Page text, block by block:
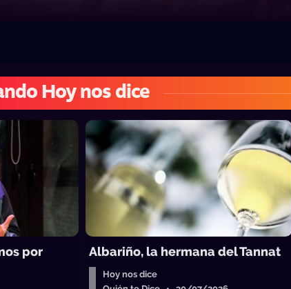
Hoy nos dice
por
Albariño, la hermana del Tannat
Hoy nos dice